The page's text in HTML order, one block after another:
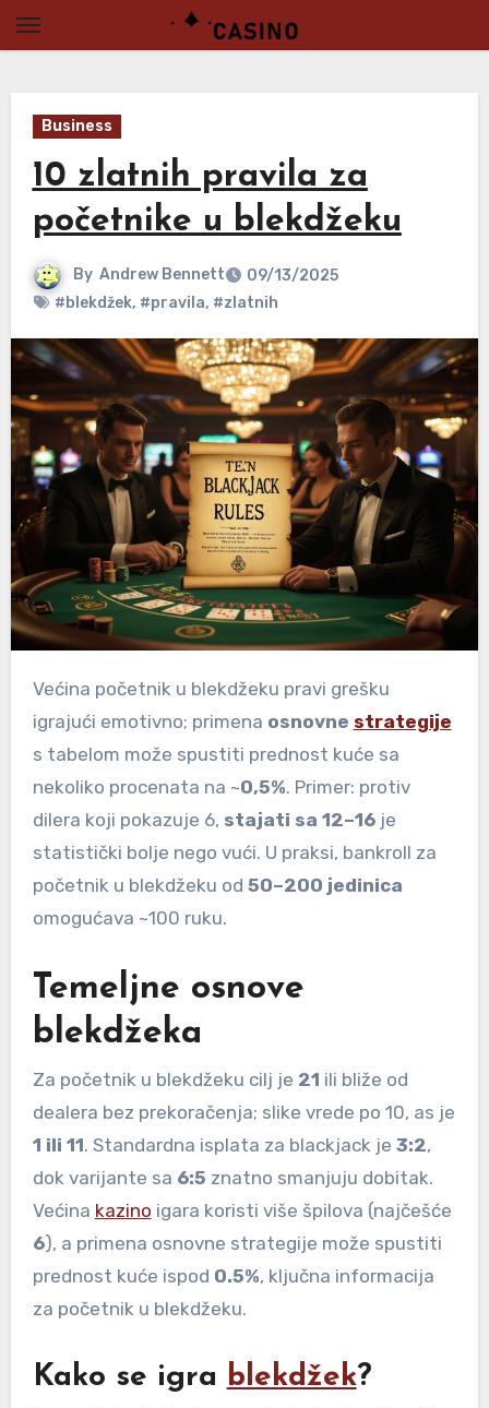
Skip
Business
10 zlatnih pravila za
početnike u blekdžeku
By Andrew Bennett
09/13/2025
#blekdžek, #pravila, #zlatnih
Većina početnik u blekdžeku pravi grešku
igrajući emotivno; primena osnovne strategije
s tabelom može spustiti prednost kuće sa
nekoliko procenata na ~0,5%. Primer: protiv
dilera koji pokazuje 6, stajati sa 12–16je
statistički bolje nego vući. U praksi, bankroll za
početnik u blekdžeku od 50–200 jedinica
omogućava ~100 ruku.
Temeljne osnove
blekdžeka
Za početnik u blekdžeku cilj je 21 ili bliže od
dealera bez prekoračenja; slike vrede po 10, as je
1 ili 11. Standardna isplata za blackjack je 3:2,
dok varijante sa 6:5 znatno smanjuju dobitak.
Većina kazino igara koristi više špilova (najčešće
6), a primena osnovne strategije može spustiti
prednost kuće ispod 0.5%, ključna informacija
za početnik u blekdžeku.
Kako se igra blekdžek?